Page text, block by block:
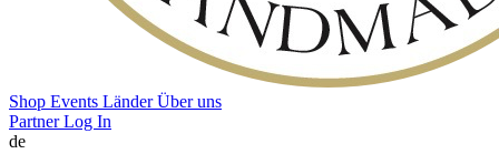
Shop Events LänderÜber uns
Partner Log In
de